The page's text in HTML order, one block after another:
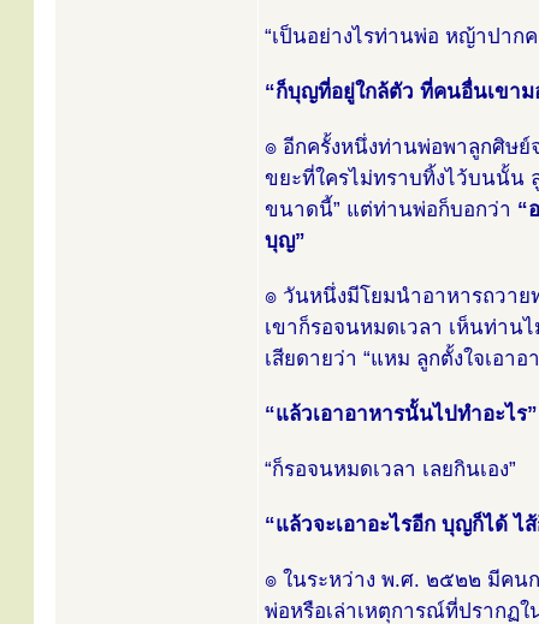
“เป็นอย่างไรท่านพ่อ หญ้าปากค
“ก็บุญที่อยู่ใกล้ตัว ที่คนอื่นเขา
๏ อีกครั้งหนึ่งท่านพ่อพาลูกศิษย์
ขยะที่ใครไม่ทราบทิ้งไว้บนนั้น
ขนาดนี้” แต่ท่านพ่อก็บอกว่า “
บุญ”
๏ วันหนึ่งมีโยมนำอาหารถวา
เขาก็รอจนหมดเวลา เห็นท่าน
เสียดายว่า “แหม ลูกตั้งใจเอา
“แล้วเอาอาหารนั้นไปทำอะไร”
“ก็รอจนหมดเวลา เลยกินเอง”
“แล้วจะเอาอะไรอีก บุญก็ได้ ไ
๏ ในระหว่าง พ.ศ. ๒๕๒๒ มีค
พ่อหรือเล่าเหตุการณ์ที่ปรากฏใ